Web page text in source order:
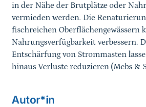
in der Nähe der Brutplätze oder
vermieden werden. Die
fischreichen Oberflächengewässern
Nahrungsverfügbarkeit verbessern.
Entschärfung von Strommasten
hinaus Verluste reduzieren (Mebs &
Sprungmarke
Autor*in